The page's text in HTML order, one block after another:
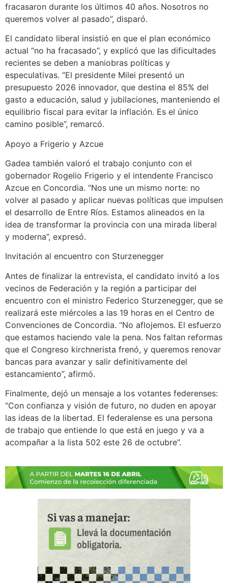
fracasaron durante los últimos 40 años. Nosotros no
queremos volver al pasado”, disparó.
El candidato liberal insistió en que el plan económico
actual “no ha fracasado”, y explicó que las dificultades
recientes se deben a maniobras políticas y
especulativas. “El presidente Milei presentó un
presupuesto 2026 innovador, que destina el 85% del
gasto a educación, salud y jubilaciones, manteniendo el
equilibrio fiscal para evitar la inflación. Es el único
camino posible”, remarcó.
Apoyo a Frigerio y Azcue
Gadea también valoró el trabajo conjunto con el
gobernador Rogelio Frigerio y el intendente Francisco
Azcue en Concordia. “Nos une un mismo norte: no
volver al pasado y aplicar nuevas políticas que impulsen
el desarrollo de Entre Ríos. Estamos alineados en la
idea de transformar la provincia con una mirada liberal
y moderna”, expresó.
Invitación al encuentro con Sturzenegger
Antes de finalizar la entrevista, el candidato invitó a los
vecinos de Federación y la región a participar del
encuentro con el ministro Federico Sturzenegger, que se
realizará este miércoles a las 19 horas en el Centro de
Convenciones de Concordia. “No aflojemos. El esfuerzo
que estamos haciendo vale la pena. Nos faltan reformas
que el Congreso kirchnerista frenó, y queremos renovar
bancas para avanzar y salir definitivamente del
estancamiento”, afirmó.
Finalmente, dejó un mensaje a los votantes federenses:
“Con confianza y visión de futuro, no duden en apoyar
las ideas de la libertad. El federalense es una persona
de trabajo que entiende lo que está en juego y va a
acompañar a la lista 502 este 26 de octubre”.